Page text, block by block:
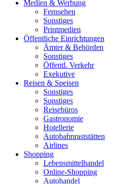
Medien & Werbung
Fernsehen
Sonstiges
Printmedien
Öffentliche Einrichtungen
Ämter & Behörden
Sonstiges
Öffentl. Verkehr
Exekutive
Reisen & Speisen
Sonstiges
Sonstiges
Reisebüros
Gastronomie
Hotellerie
Autobahnraststätten
Airlines
Shopping
Lebensmittelhandel
Online-Shopping
Autohandel